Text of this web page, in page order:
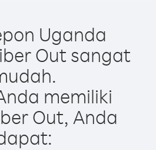
Uganda
Out sangat
memiliki
Out, Anda